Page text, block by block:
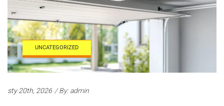
UNCATEGORIZED
sty 20th, 2026 / By: admin